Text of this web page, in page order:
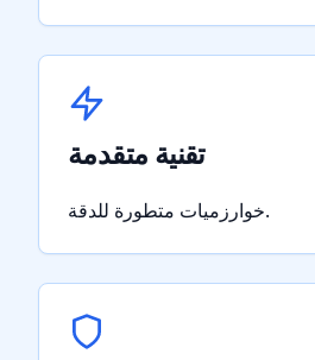
تقنية متقدمة
خوارزميات متطورة للدقة.